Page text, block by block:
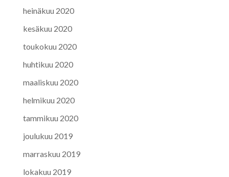
heinäkuu 2020
kesäkuu 2020
toukokuu 2020
huhtikuu 2020
maaliskuu 2020
helmikuu 2020
tammikuu 2020
joulukuu 2019
marraskuu 2019
lokakuu 2019